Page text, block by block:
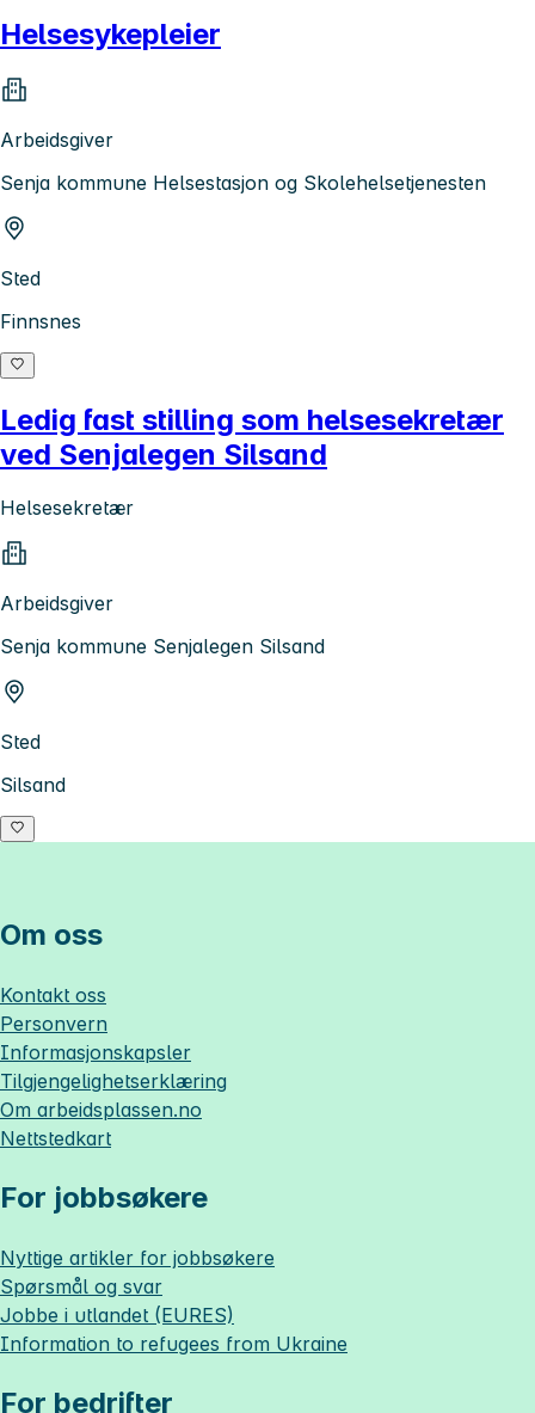
Helsesykepleier
Arbeidsgiver
Senja kommune Helsestasjon og Skolehelsetjenesten
Sted
Finnsnes
Ledig fast stilling som helsesekretær
ved Senjalegen Silsand
Helsesekretær
Arbeidsgiver
Senja kommune Senjalegen Silsand
Sted
Silsand
Om oss
Kontakt oss
Personvern
Informasjonskapsler
Tilgjengelighetserklæring
Om arbeidsplassen.no
Nettstedkart
For jobbsøkere
Nyttige artikler for jobbsøkere
Spørsmål og svar
Jobbe i utlandet (EURES)
Information to refugees from Ukraine
For bedrifter